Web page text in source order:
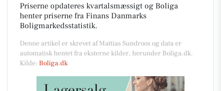
Priserne opdateres kvartalsmæssigt og Boliga
henter priserne fra Finans Danmarks
Boligmarkedsstatistik.
Denne artikel er skrevet af Mattias Sundroos og data er
automatisk hentet fra eksterne kilder, herunder Boliga.dk.
Kilde: Boliga.dk